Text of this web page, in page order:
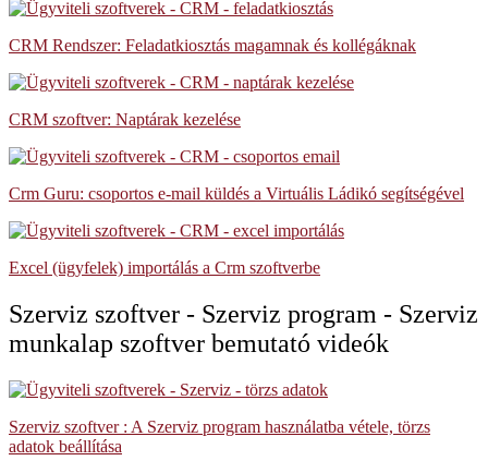
CRM Rendszer: Feladatkiosztás magamnak és kollégáknak
CRM szoftver: Naptárak kezelése
Crm Guru: csoportos e-mail küldés a Virtuális Ládikó segítségével
Excel (ügyfelek) importálás a Crm szoftverbe
Szerviz szoftver - Szerviz program - Szerviz
munkalap szoftver bemutató videók
Szerviz szoftver : A Szerviz program használatba vétele, törzs
adatok beállítása